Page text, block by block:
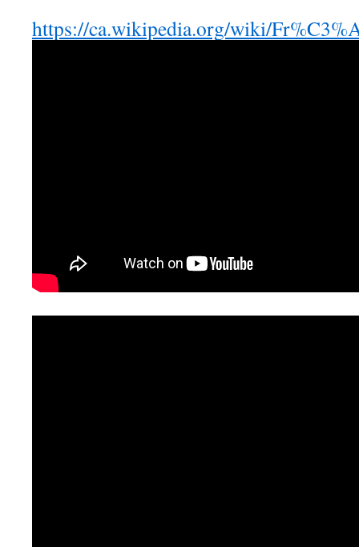
https://ca.wikipedia.org/wiki/